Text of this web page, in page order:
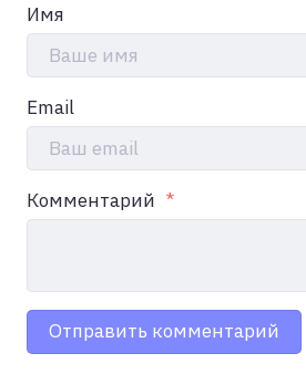
Имя
Ваше имя
Email
Ваш email
Комментарий
Отправить комментарий